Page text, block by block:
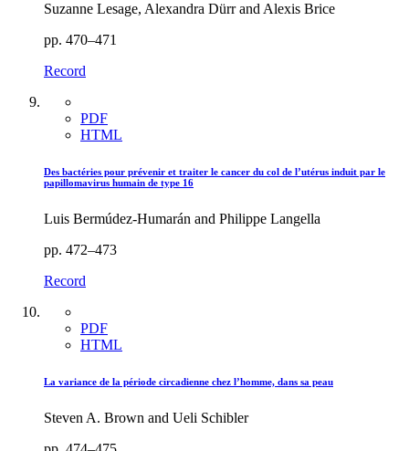
Suzanne Lesage, Alexandra Dürr and Alexis Brice
pp. 470–471
Record
PDF
HTML
Des bactéries pour prévenir et traiter le cancer du col de l’utérus induit par le
papillomavirus humain de type 16
Luis Bermúdez-Humarán and Philippe Langella
pp. 472–473
Record
PDF
HTML
La variance de la période circadienne chez l’homme, dans sa peau
Steven A. Brown and Ueli Schibler